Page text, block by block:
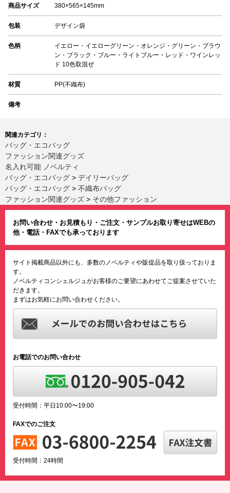
商品サイズ 380×565×145mm
包装 デザイン袋
色柄
イエロー・イエローグリーン・オレンジ・グリーン・ブラウ
ン・ブラック・ブルー・ライトブルー・レッド・ワインレッ
ド 10色取混ぜ
材質 PP(不織布)
備考
関連カテゴリ：
バッグ・エコバッグ
ファッション関連グッズ
名入れ可能 ノベルティ
バッグ・エコバッグ > デイリーバッグ
バッグ・エコバッグ > 不織布バッグ
ファッション関連グッズ > その他ファッション
お問い合わせ・お見積もり・ご注文・サンプルお取り寄せはWEBの
他・電話・FAXでも承っております
サイト掲載商品以外にも、多数のノベルティや販促品を取り扱っておりま
す。
ノベルティコンシェルジュがお客様のご要望にあわせてご提案させていた
だきます。
まずはお気軽にお問い合わせください。
お電話でのお問い合わせ
受付時間：平日10:00〜19:00
FAXでのご注文
受付時間：24時間